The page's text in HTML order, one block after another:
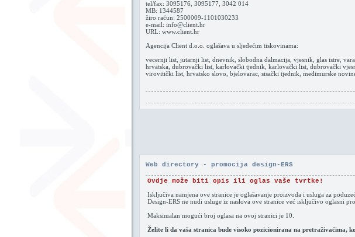
tel/fax: 3095176, 3095177, 3042 014
MB: 1344587
žiro račun: 2500009-1101030233
e-mail: info@client.hr
URL: www.client.hr
Agencija Client d.o.o. oglašava u sljedećim tiskovinama:
vecernji list, jutarnji list, dnevnik, slobodna dalmacija, vjesnik, glas istre,
hrvatska, dubrovački list, karlovački tjednik, karlovački list, dubrovački
virovitički list, hrvatsko slovo, bjelovarac, sisački tjednik, međimurske
Web directory - promocija design-ERS
Ovdje može biti opis ili oglas vaše tvrtke!
Isključiva namjena ove stranice je oglašavanje proizvoda i usluga za
Design-ERS ne nudi usluge iz naslova ove stranice već isključivo oglasni
Maksimalan mogući broj oglasa na ovoj stranici je 10.
Želite li da vaša stranica bude visoko pozicionirana na pretraživačima,